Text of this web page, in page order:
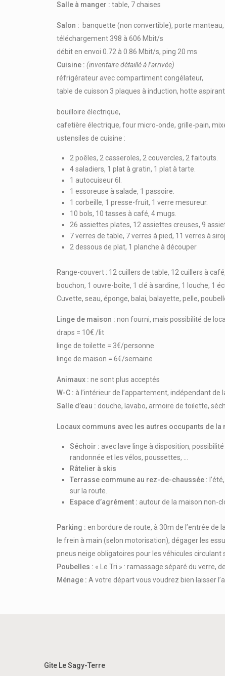
Salle à manger : table, 7 chaises
Salon : banquette (non convertible), porte
téléchargement 398 à 606 Mbit/s
débit en envoi 0.72 à 0.86 Mbit/s, ping 20 ms
Cuisine : (inventaire détaillé à l’arrivée)
réfrigérateur avec compartiment congélateur,
table de cuisson 3 plaques à induction, hotte
bouilloire électrique,
cafetière électrique, four micro-onde, grille-pain,
ustensiles de cuisine :
2 poêles, 2 casseroles, 2 couvercles, 2 faitouts.
4 saladiers, 1 plat à gratin, 1 plat à tarte.
1 autocuiseur 6l.
1 essoreuse à salade, 1 passoire.
1 corbeille, 1 presse-fruit, 1 verre mesureur.
10 bols, 10 tasses à café, 4 mugs.
26 assiettes plates, 12 assiettes creuses, 9
7 verres de table, 7 verres à pied, 11 verres à
2 dessous de plat, 1 planche à découper
Range-couvert : 12 cuillers de table, 12 cuillers à
bouchon, 1 ouvre-boîte, 1 clé à sardine, 1 louche, 1
Cuvette, seau, éponge, balai, balayette, pelle,
Linge de maison : non fourni, mais possibilité de
draps = 10€ /lit
linge de toilette = 3€/personne
linge de maison = 6€/semaine
Animaux : ne sont plus acceptés
W-C : à l’intérieur de l’appartement, indépendant de
Salle d’eau : douche, lavabo, armoire de toilette,
Locaux communs avec les autres occupants de la
Séchoir : avec lave linge à disposition,
randonnée et les vélos, poussettes, …
Râtelier à skis
Terrasse commune au rez-de-chaussée :
sur la route.
Espace d’agrément : autour de la maison non-
Parking : en bordure de route, à 30m de l’entrée de
le frein à main (selon motorisation), dégager les
pneus neige obligatoires pour les véhicules
Poubelles : « Le Tri » : ramassage séparé du verre,
Ménage : A votre départ vous voudrez bien laisser
Gîte Le Sagy-Terre